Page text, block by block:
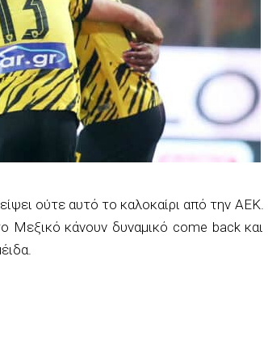
ούτε αυτό το καλοκαίρι από την ΑΕΚ.
Μεξικό κάνουν δυναμικό come back και